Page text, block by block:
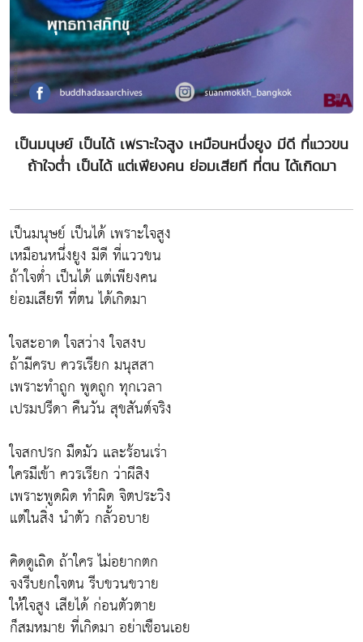
เป็นมนุษย์ เป็นได้ เพราะใจสูง เหมือนหนึ่งยูง มีดี ที่แววขน
ถ้าใจต่ำ เป็นได้ แต่เพียงคน ย่อมเสียที ที่ตน ได้เกิดมา
เป็นมนุษย์ เป็นได้ เพราะใจสูง
เหมือนหนึ่งยูง มีดี ที่แววขน
ถ้าใจต่ำ เป็นได้ แต่เพียงคน
ย่อมเสียที ที่ตน ได้เกิดมา
ใจสะอาด ใจสว่าง ใจสงบ
ถ้ามีครบ ควรเรียก มนุสสา
เพราะทำถูก พูดถูก ทุกเวลา
เปรมปรีดา คืนวัน สุขสันต์จริง
ใจสกปรก มืดมัว และร้อนเร่า
ใครมีเข้า ควรเรียก ว่าผีสิง
เพราะพูดผิด ทำผิด จิตประวิง
แต่ในสิ่ง นำตัว กลั้วอบาย
คิดดูเถิด ถ้าใคร ไม่อยากตก
จงรีบยกใจตน รีบขวนขวาย
ให้ใจสูง เสียได้ ก่อนตัวตาย
ก็สมหมาย ที่เกิดมา อย่าเชือนเอย